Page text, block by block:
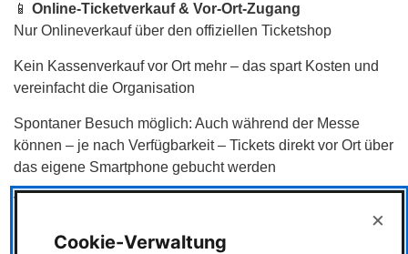
📱 Online-Ticketverkauf & Vor-Ort-Zugang
Nur Onlineverkauf über den offiziellen Ticketshop
Kein Kassenverkauf vor Ort mehr – das spart Kosten und
vereinfacht die Organisation
Spontaner Besuch möglich: Auch während der Messe
können – je nach Verfügbarkeit – Tickets direkt vor Ort über
das eigene Smartphone gebucht werden
Vor Ort hilft euch das Servicepersonal bei allen Fragen
Cookie-Verwaltung
×